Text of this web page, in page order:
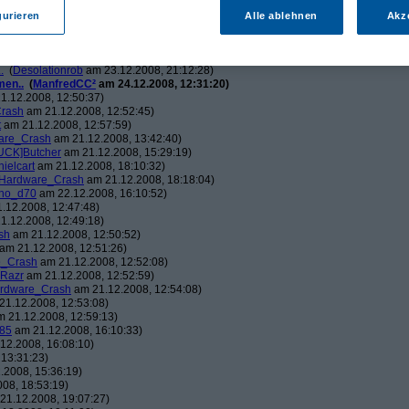
am 23.12.2008, 08:25:26)
(Desolationrob am 23.12.2008, 21:12:28)
(ManfredCC² am 24.12.2008, 12:31:20)
12:50:37)
am 21.12.2008, 12:52:45)
am 21.12.2008, 12:57:59)
am 21.12.2008, 13:42:40)
am 21.12.2008, 15:29:19)
am 21.12.2008, 18:10:32)
Hardware_Crash am 21.12.2008, 18:18:04)
am 22.12.2008, 16:10:52)
12:47:48)
12:49:18)
am 21.12.2008, 12:50:52)
am 21.12.2008, 12:51:26)
am 21.12.2008, 12:52:08)
am 21.12.2008, 12:52:59)
am 21.12.2008, 12:54:08)
12:53:08)
21.12.2008, 12:59:13)
am 21.12.2008, 16:10:33)
16:08:10)
15:36:19)
18:53:19)
19:07:27)
Alle ablehnen